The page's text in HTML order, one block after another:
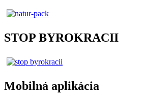
STOP BYROKRACII
Mobilná aplikácia